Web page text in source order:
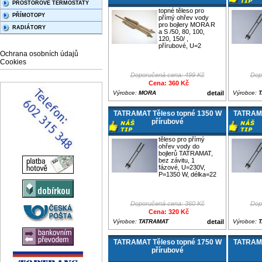
PROSTOROVÉ TERMOSTATY
PŘÍMOTOPY
RADIÁTORY
Ochrana osobních údajů
Cookies
topné těleso pro
přímý ohřev vody
pro bojlery MORA R
a S /50, 80, 100,
120, 150/ ,
přírubové, U=2
Doporučená cena: 499 Kč
Cena: 360 Kč
detail
Výrobce: MORA Výrobce:
TATRAMAT Těleso topné 1350 W
přírubové
těleso pro přímý
ohřev vody do
bojlerů TATRAMAT,
bez závitu, 1
fázové, U=230V,
P=1350 W, délka=22
Doporučená cena: 360 Kč
Cena: 320 Kč
detail
Výrobce: TATRAMAT Výrobce:
TATRAMAT Těleso topné 1750 W
přírubové